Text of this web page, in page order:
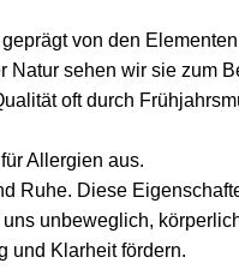
von den
sehen wir sie zum
oft durch
Allergien aus.
Ruhe. Diese
unbeweglich,
und Klarheit fördern.